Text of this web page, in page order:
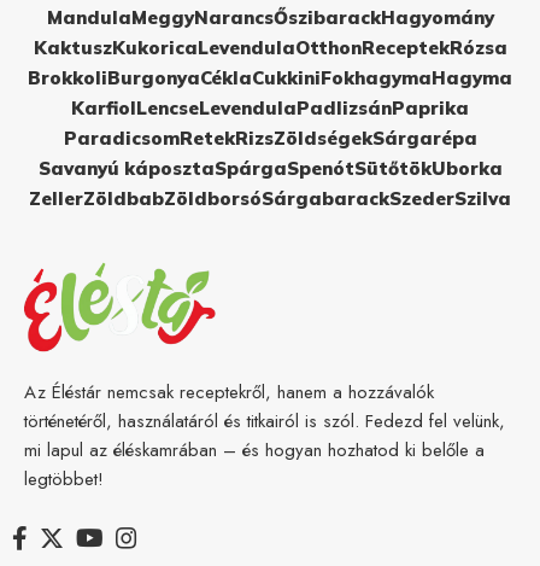
MandulaMeggyNarancsŐszibarackHagyomány
KaktuszKukoricaLevendulaOtthonReceptekRózsa
BrokkoliBurgonyaCéklaCukkiniFokhagymaHagyma
KarfiolLencseLevendulaPadlizsánPaprika
ParadicsomRetekRizsZöldségekSárgarépa
Savanyú káposztaSpárgaSpenótSütőtökUborka
ZellerZöldbabZöldborsóSárgabarackSzederSzilva
Az Éléstár nemcsak receptekről, hanem a hozzávalók
történetéről, használatáról és titkairól is szól. Fedezd fel velünk,
mi lapul az éléskamrában – és hogyan hozhatod ki belőle a
legtöbbet!